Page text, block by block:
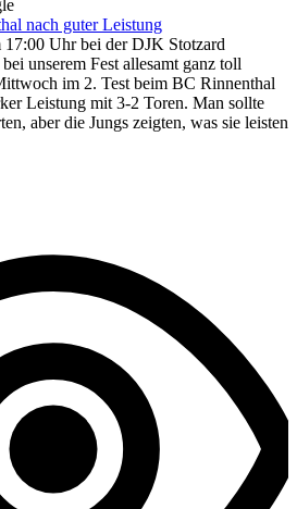
nach guter Leistung
17:00 Uhr bei der DJK Stotzard
unserem Fest allesamt ganz toll
im 2. Test beim BC Rinnenthal
Leistung mit 3-2 Toren. Man sollte
aber die Jungs zeigten, was sie leisten